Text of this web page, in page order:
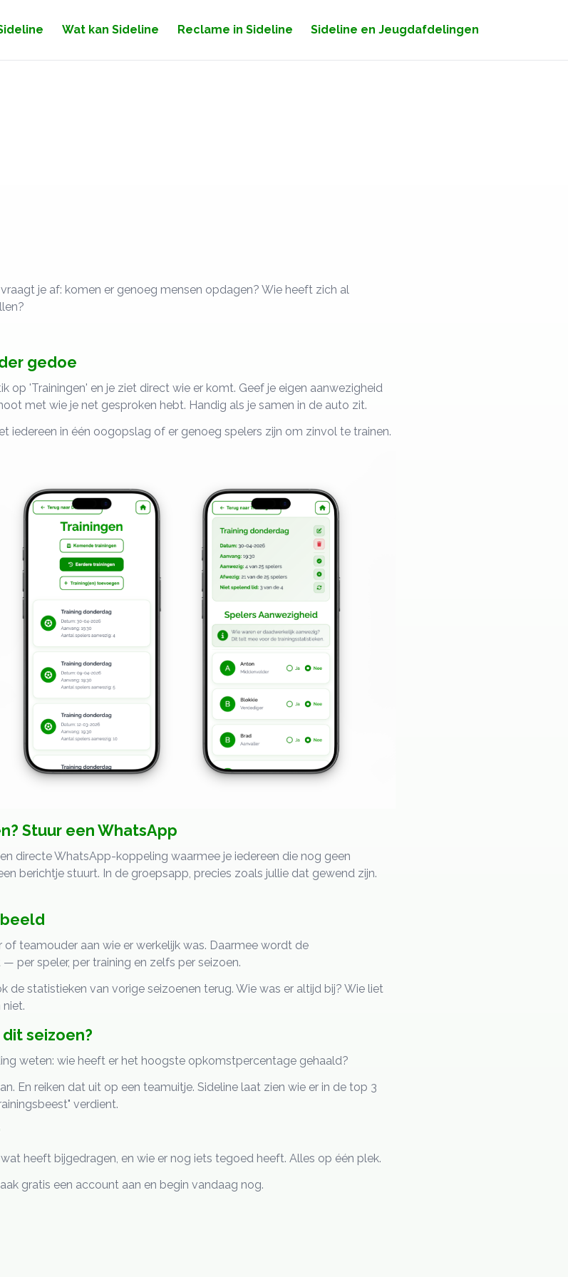
Wat kan Sideline Reclame in Sideline Sideline en Jeugdafdelingen
je af: komen er genoeg mensen opdagen? Wie heeft zich al
gedoe
op 'Trainingen' en je ziet direct wie er komt. Geef je eigen aanwezigheid
met wie je net gesproken hebt. Handig als je samen in de auto zit.
iedereen in één oogopslag of er genoeg spelers zijn om zinvol te trainen.
Stuur een WhatsApp
directe WhatsApp-koppeling waarmee je iedereen die nog geen
berichtje stuurt. In de groepsapp, precies zoals jullie dat gewend zijn.
of teamouder aan wie er werkelijk was. Daarmee wordt de
per speler, per training en zelfs per seizoen.
de statistieken van vorige seizoenen terug. Wie was er altijd bij? Wie liet
seizoen?
weten: wie heeft er het hoogste opkomstpercentage gehaald?
En reiken dat uit op een teamuitje. Sideline laat zien wie er in de top 3
verdient.
heeft bijgedragen, en wie er nog iets tegoed heeft. Alles op één plek.
gratis een account aan en begin vandaag nog.